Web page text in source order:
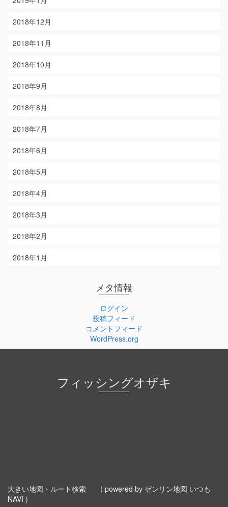
2018年12月
2018年11月
2018年10月
2018年9月
2018年8月
2018年7月
2018年6月
2018年5月
2018年4月
2018年3月
2018年2月
2018年1月
メタ情報
ログイン
投稿フィード
コメントフィード
WordPress.org
フィッシングオザキ
大きい地図・ルート検索
( powered by ゼンリン地図 いつも
NAVI )